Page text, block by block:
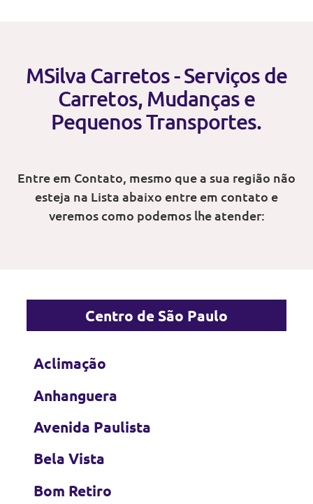
MSilva Carretos - Serviços de
Carretos, Mudanças e
Pequenos Transportes.
Entre em Contato, mesmo que a sua região não
esteja na Lista abaixo entre em contato e
veremos como podemos lhe atender:
Centro de São Paulo
Aclimação
Anhanguera
Avenida Paulista
Bela Vista
Bom Retiro